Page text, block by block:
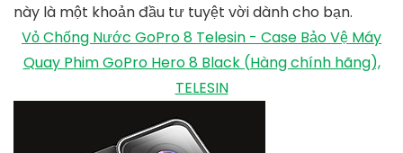
này là một khoản đầu tư tuyệt vời dành cho bạn.
Vỏ Chống Nước GoPro 8 Telesin - Case Bảo Vệ Máy
Quay Phim GoPro Hero 8 Black (Hàng chính hãng),
TELESIN